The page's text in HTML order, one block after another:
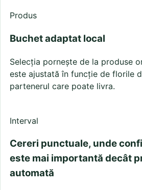
Produs
Buchet adaptat local
Selecția pornește de la produse
este ajustată în funcție de florile
partenerul care poate livra.
Interval
Cereri punctuale, unde
este mai importantă decât
automată